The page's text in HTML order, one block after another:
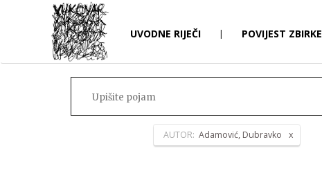
UVODNE RIJEČI | POVIJEST ZBIRKE
AUTOR: Adamović, Dubravko